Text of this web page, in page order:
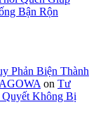
Bận Rộn
Phản Biện Thành
on Tư
Không Bị